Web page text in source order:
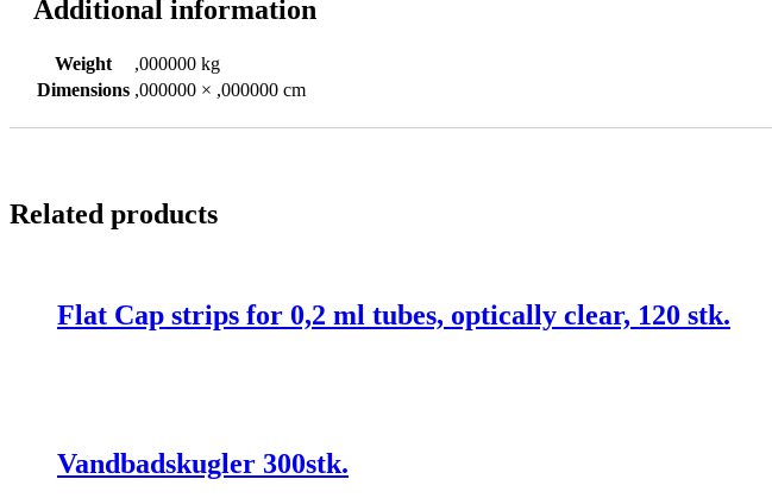
Additional information
Weight
,000000 kg
Dimensions ,000000 × ,000000 cm
Related products
Flat Cap strips for 0,2 ml tubes, optically clear, 120 stk.
Vandbadskugler 300stk.